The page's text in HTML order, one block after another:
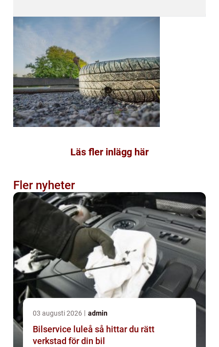
Läs fler inlägg här
Fler nyheter
03 augusti 2026 admin
Bilservice luleå så hittar du rätt
verkstad för din bil